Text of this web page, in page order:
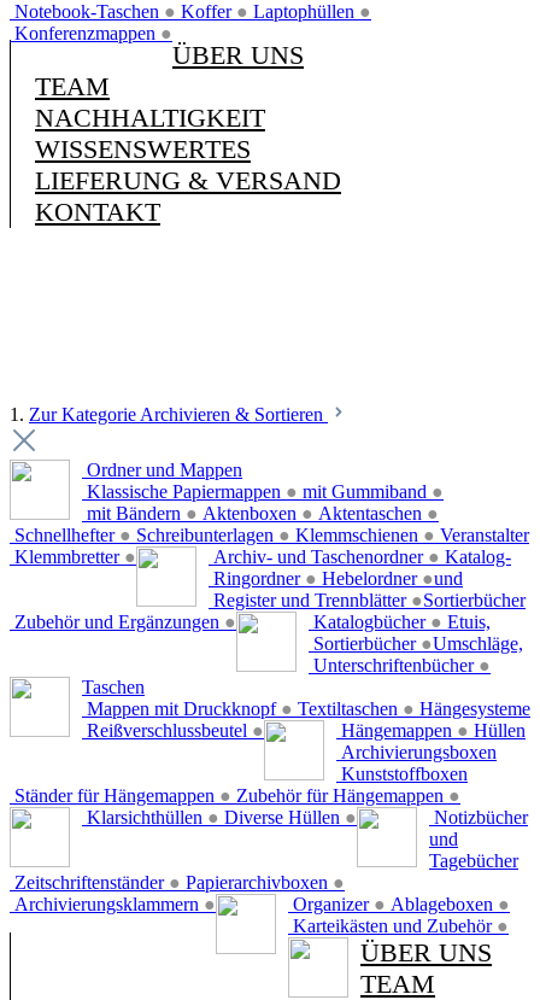
Notebook-Taschen ● Koffer ● Laptophüllen ●
Konferenzmappen ●
ÜBER UNS
TEAM
NACHHALTIGKEIT
WISSENSWERTES
LIEFERUNG & VERSAND
KONTAKT
1. Zur Kategorie Archivieren & Sortieren
Ordner und Mappen
Klassische Papiermappen ● mit Gummiband ●
mit Bändern ● Aktenboxen ● Aktentaschen ●
Schnellhefter ● Schreibunterlagen ● Klemmschienen ●
Klemmbretter ●
Veranstalter
Archiv- und Taschenordner ●
Ringordner ● Hebelordner ●
Register und Trennblätter ●
Zubehör und Ergänzungen ●
Katalog-
und
Sortierbücher
Katalogbücher ●
Sortierbücher ●
Unterschriftenbücher ●
Etuis,
Umschläge,
Taschen
Mappen mit Druckknopf ● Textiltaschen ●
Reißverschlussbeutel ●
Hängesysteme
Hängemappen ●
Ständer für Hängemappen ● Zubehör für Hängemappen ●
Hüllen
Klarsichthüllen ● Diverse Hüllen ●
Archivierungsboxen
Zeitschriftenständer ● Papierarchivboxen ●
Archivierungsklammern ●
Kunststoffboxen
Organizer ● Ablageboxen ●
Karteikästen und Zubehör ●
Notizbücher
und
Tagebücher
ÜBER UNS
TEAM